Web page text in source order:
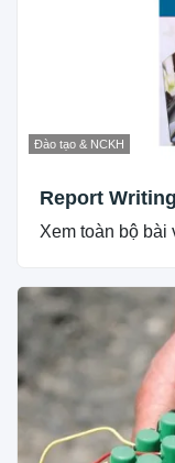
Đào tạo & NCKH
Report
Xem toàn bộ bài